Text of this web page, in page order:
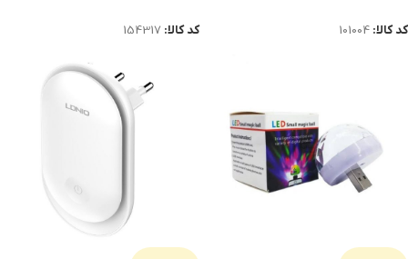
کد کالا: 101004
کد کالا: 154317